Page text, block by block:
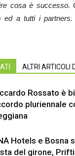
cosa è successo.
ed a tutti i
ALTRI ARTICOLI
Rossato è
pluriennale
Hotels e Bosna
del girone,